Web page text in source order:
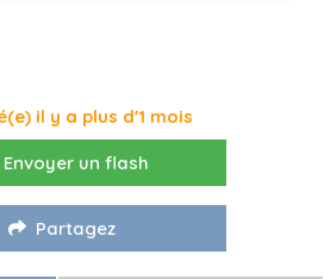
il y a plus d'1 mois
Envoyer un flash
Partagez